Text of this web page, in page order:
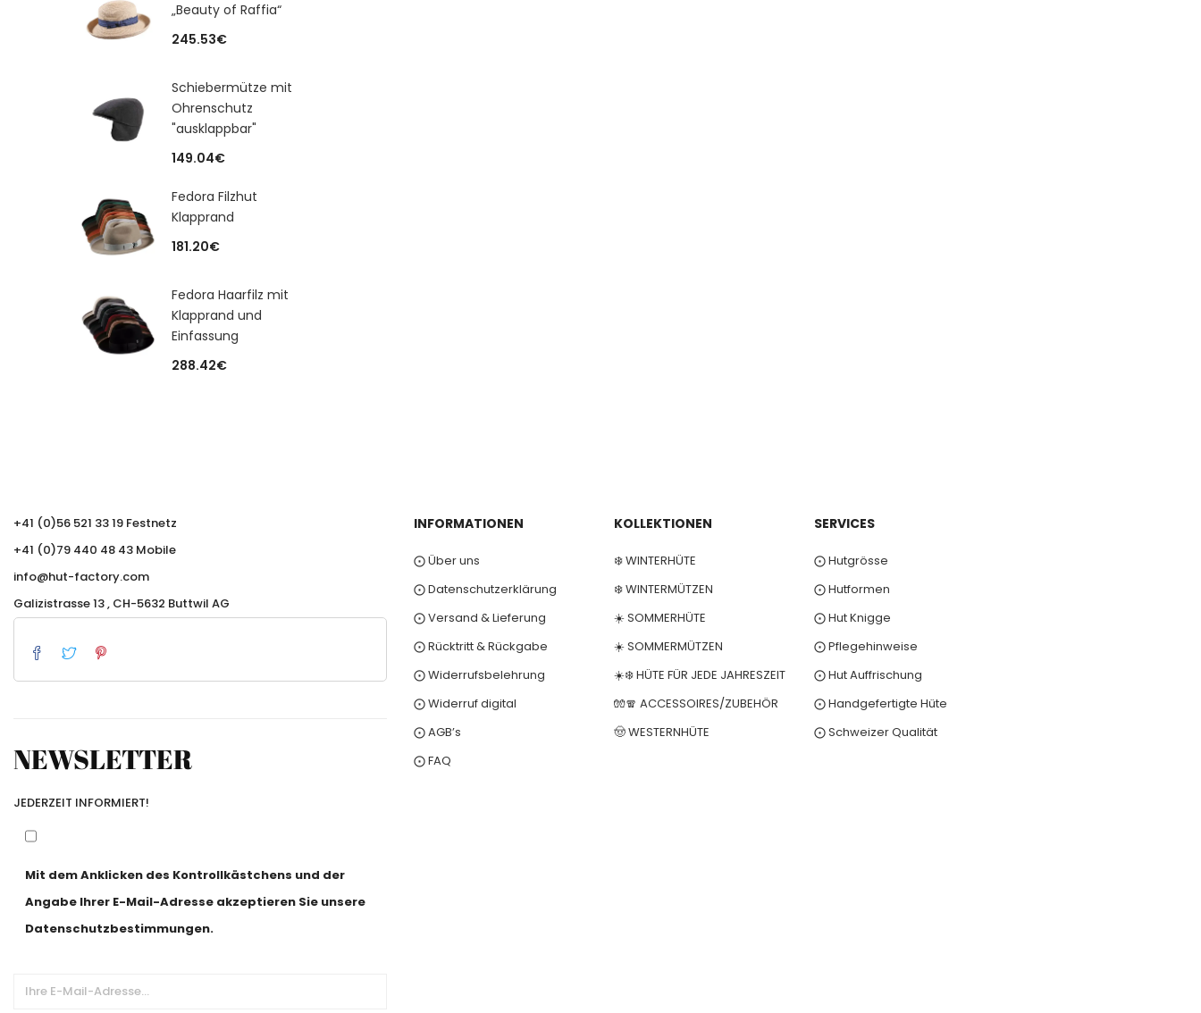
„Beauty of Raffia“
245.53€
Schiebermütze mit
Ohrenschutz
"ausklappbar"
149.04€
Fedora Filzhut
Klapprand
181.20€
Fedora Haarfilz mit
Klapprand und
Einfassung
288.42€
+41 (0)56 521 33 19 Festnetz
+41 (0)79 440 48 43 Mobile
info@hut-factory.com
Galizistrasse 13 , CH-5632 Buttwil AG
NEWSLETTER
JEDERZEIT INFORMIERT!
Mit dem Anklicken des Kontrollkästchens und der
Angabe Ihrer E-Mail-Adresse akzeptieren Sie unsere
Datenschutzbestimmungen.
INFORMATIONEN
⨀ Über uns
⨀ Datenschutzerklärung
⨀ Versand & Lieferung
⨀ Rücktritt & Rückgabe
⨀ Widerrufsbelehrung
⨀ Widerruf digital
⨀ AGB’s
⨀ FAQ
KOLLEKTIONEN
❄️ WINTERHÜTE
❄️ WINTERMÜTZEN
☀️ SOMMERHÜTE
☀️ SOMMERMÜTZEN
☀️❄️ HÜTE FÜR JEDE JAHRESZEIT
🧤🧣 ACCESSOIRES/ZUBEHÖR
🤠 WESTERNHÜTE
SERVICES
⨀ Hutgrösse
⨀ Hutformen
⨀ Hut Knigge
⨀ Pflegehinweise
⨀ Hut Auffrischung
⨀ Handgefertigte Hüte
⨀ Schweizer Qualität